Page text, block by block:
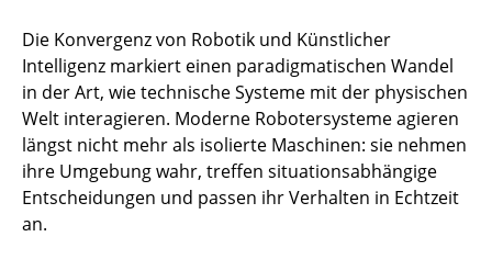
Die Konvergenz von Robotik und Künstlicher
Intelligenz markiert einen paradigmatischen Wandel
in der Art, wie technische Systeme mit der physischen
Welt interagieren. Moderne Robotersysteme agieren
längst nicht mehr als isolierte Maschinen: sie nehmen
ihre Umgebung wahr, treffen situationsabhängige
Entscheidungen und passen ihr Verhalten in Echtzeit
an.